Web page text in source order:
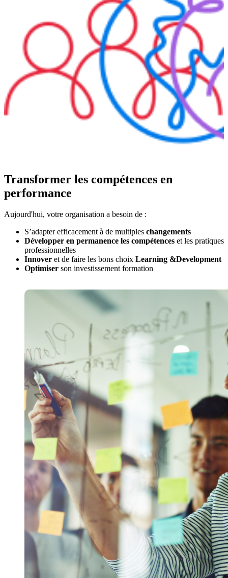
Solutions de
formations
prêtes à l'emploi
Former vos
collaborateurs partout
dans le monde avec
la Learning
Collection du groupe
Cegos
Projets
Concevoir des
parcours adaptés à
vos enjeux
spécifiques et les
déployer sur tous les
continents, dans 30
Je découvre
Externalisation
de votre écosystème
Learning &
Development via des
services adaptés
Je découvre
Transformer les compétences en
performance
Aujourd'hui, votre organisation a besoin de :
S’adapter efficacement à de multiples changements
Développer en permanence les compétences et les pratiques
professionnelles
Innover et de faire les bons choix Learning &Development
Optimiser son investissement formation